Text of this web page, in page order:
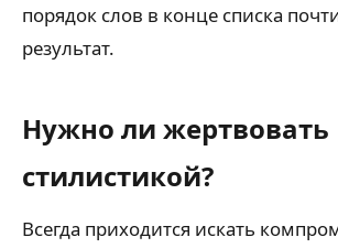
порядок слов в конце списка
результат.
Нужно ли жертвовать
стилистикой?
Всегда приходится искать